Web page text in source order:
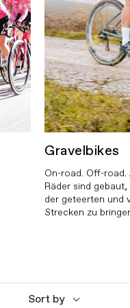
Gravelbikes
On-road. Off-road.
Räder sind
der geteerten und
Strecken zu
Sort by